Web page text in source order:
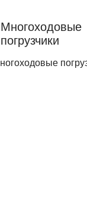
Многоходовые
погрузчики